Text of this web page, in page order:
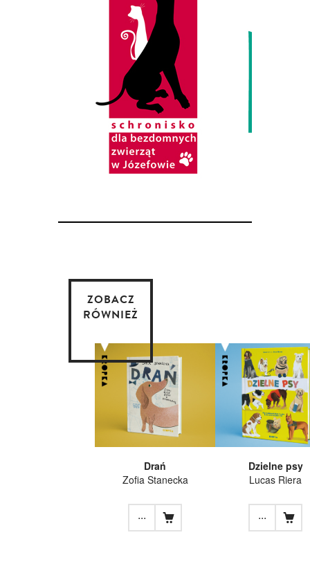
ZOBACZ
RÓWNIEŻ
Drań
Zofia Stanecka
...
Dzielne psy
Lucas Riera
...